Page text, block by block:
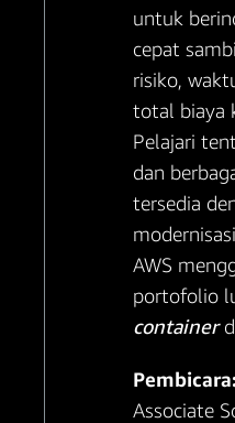
untuk
cepat
risiko,
total biaya
Pelajari
dan
tersedia
AWS
portofolio
container
Associate